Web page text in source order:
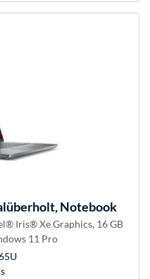
Notebook
Iris® Xe Graphics, 16 GB
11 Pro